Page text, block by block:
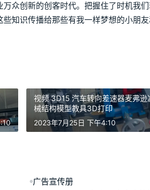
众创新的创客时代。把握住了时机我
知识传播给那些有我一样梦想的小朋友
视频 3D15 汽车转向差速器麦弗
械结构模型教具3D打印
2023年7月25日 下午4:10
广告宣传册